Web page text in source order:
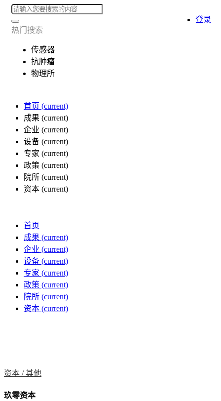
热门搜索
传感器
抗肿瘤
物理所
首页 (current)
成果 (current)
企业 (current)
设备 (current)
专家 (current)
政策 (current)
院所 (current)
资本 (current)
登录
首页
成果 (current)
企业 (current)
设备 (current)
专家 (current)
政策 (current)
院所 (current)
资本 (current)
资本 /其他
玖零资本